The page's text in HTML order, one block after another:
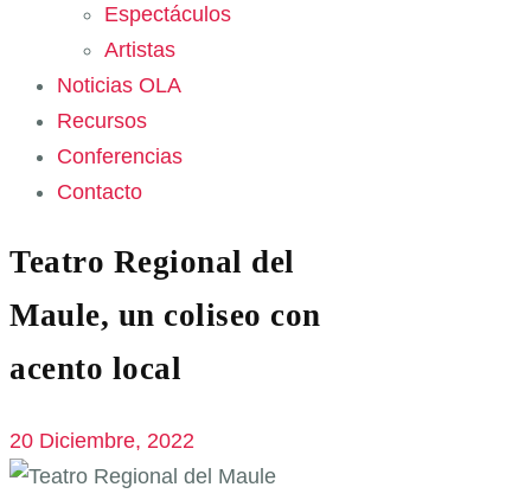
Espectáculos
Artistas
Noticias OLA
Recursos
Conferencias
Contacto
Teatro Regional del
Maule, un coliseo con
acento local
20 Diciembre, 2022